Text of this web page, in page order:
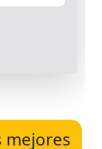
mejores